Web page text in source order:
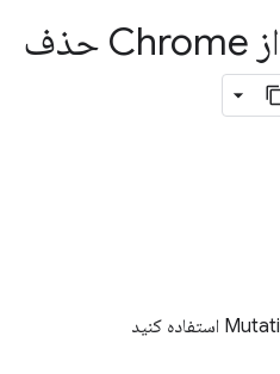
رویدادهای جهش از Chrome حذف